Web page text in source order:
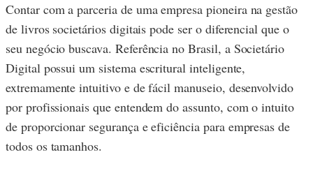
Contar com a parceria de uma empresa pioneira na gestão
de livros societários digitais pode ser o diferencial que o
seu negócio buscava. Referência no Brasil, a Societário
Digital possui um sistema escritural inteligente,
extremamente intuitivo e de fácil manuseio, desenvolvido
por profissionais que entendem do assunto, com o intuito
de proporcionar segurança e eficiência para empresas de
todos os tamanhos.